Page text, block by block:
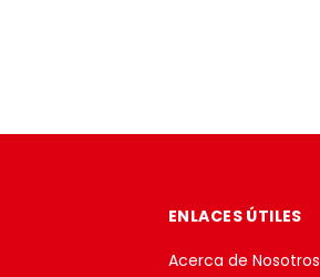
ENLACES ÚTILES
Acerca de Nosotros